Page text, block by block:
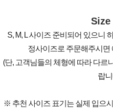
S, M, L 사이즈 준비되어 있으니
정사이즈로 주문해주시면
(단, 고객님들의 체형에 따라 다르
랍
※ 추천 사이즈 표기는 실제 입으